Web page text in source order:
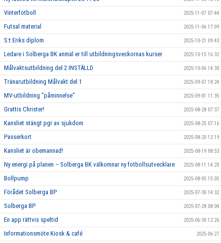
Vinterfotboll 2025-11-07 07:44
Futsal material 2025-11-06 17:09
S:t Eriks diplom 2025-10-21 09:43
Ledare i Solberga BK anmäl er till utbildningsveckornas kurser 2025-10-15 16:32
Målvaktsutbildning del 2 INSTÄLLD 2025-10-06 14:30
Tränarutbildning Målvakt del 1 2025-09-07 18:24
MV-utbildning "påminnelse" 2025-09-01 11:35
Grattis Christer! 2025-08-28 07:37
Kansliet stängt pgr av sjukdom 2025-08-25 07:16
Passerkort 2025-08-20 12:19
Kansliet är obemannad! 2025-08-19 08:53
Ny energi på planen – Solberga BK välkomnar ny fotbollsutvecklare 2025-08-11 14:20
Bollpump 2025-08-05 15:05
Förådet Solberga BP 2025-07-30 14:32
Solberga BP 2025-07-28 08:04
En app rättvis speltid 2025-06-30 12:26
Informationsmöte Kiosk & café 2025-06-27